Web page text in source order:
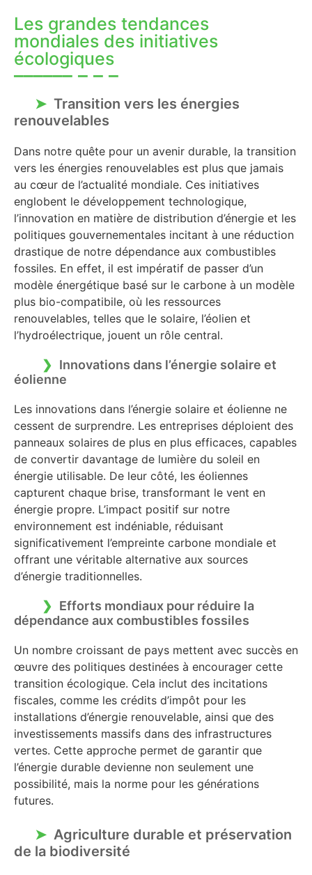
Les grandes tendances
mondiales des initiatives
écologiques
Transition vers les énergies
renouvelables
Dans notre quête pour un avenir durable, la transition
vers les énergies renouvelables est plus que jamais
au cœur de l’actualité mondiale. Ces initiatives
englobent le développement technologique,
l’innovation en matière de distribution d’énergie et les
politiques gouvernementales incitant à une réduction
drastique de notre dépendance aux combustibles
fossiles. En effet, il est impératif de passer d’un
modèle énergétique basé sur le carbone à un modèle
plus bio-compatibile, où les ressources
renouvelables, telles que le solaire, l’éolien et
l’hydroélectrique, jouent un rôle central.
Innovations dans l’énergie solaire et
éolienne
Les innovations dans l’énergie solaire et éolienne ne
cessent de surprendre. Les entreprises déploient des
panneaux solaires de plus en plus efficaces, capables
de convertir davantage de lumière du soleil en
énergie utilisable. De leur côté, les éoliennes
capturent chaque brise, transformant le vent en
énergie propre. L’impact positif sur notre
environnement est indéniable, réduisant
significativement l’empreinte carbone mondiale et
offrant une véritable alternative aux sources
d’énergie traditionnelles.
Efforts mondiaux pour réduire la
dépendance aux combustibles fossiles
Un nombre croissant de pays mettent avec succès en
œuvre des politiques destinées à encourager cette
transition écologique. Cela inclut des incitations
fiscales, comme les crédits d’impôt pour les
installations d’énergie renouvelable, ainsi que des
investissements massifs dans des infrastructures
vertes. Cette approche permet de garantir que
l’énergie durable devienne non seulement une
possibilité, mais la norme pour les générations
futures.
Agriculture durable et préservation
de la biodiversité